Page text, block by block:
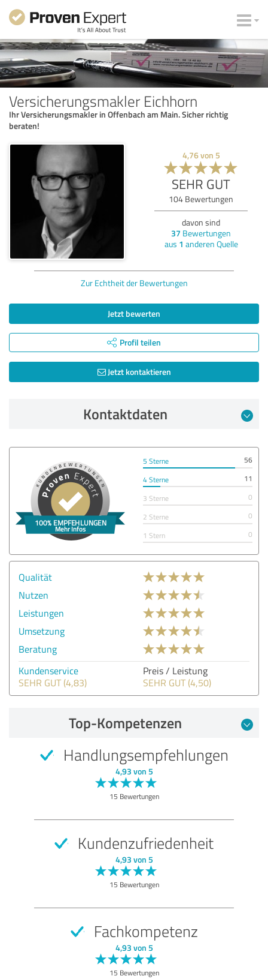
Versicherungsmakler Eichhorn
Ihr Versicherungsmakler in Offenbach am Main. Sicher richtig
beraten!
4,76von 5
SEHR GUT
104 Bewertungen
davon sind
37 Bewertungen
aus 1 anderen Quelle
Zur Echtheit der Bewertungen
Jetzt bewerten
Profil teilen
Jetzt kontaktieren
Kontaktdaten
5 Sterne
56
4 Sterne
11
3 Sterne
0
2 Sterne
0
1 Stern
0
Qualität
Nutzen
Leistungen
Umsetzung
Beratung
Kundenservice
SEHR GUT (4,83)
Preis / Leistung
SEHR GUT (4,50)
Top-Kompetenzen
Handlungsempfehlungen
4,93 von 5
15 Bewertungen
Kundenzufriedenheit
4,93 von 5
15 Bewertungen
Fachkompetenz
4,93 von 5
15 Bewertungen